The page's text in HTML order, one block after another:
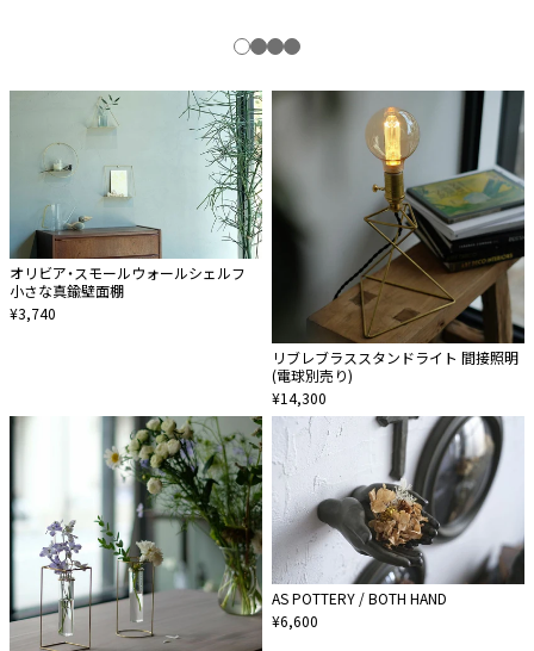
オリビア・スモールウォールシェルフ
小さな真鍮壁面棚
¥3,740
リブレブラススタンドライト 間接照明
(電球別売り)
¥14,300
AS POTTERY / BOTH HAND
¥6,600